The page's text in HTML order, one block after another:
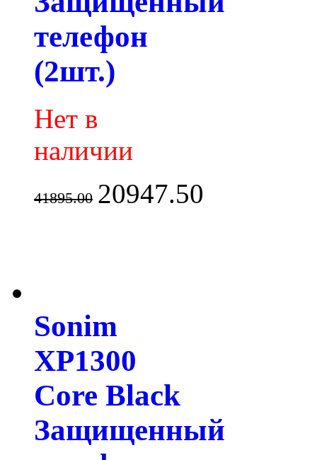
телефон
(2шт.)
Нет в
наличии
41895.00 20947.50
Sonim
XP1300
Core Black
Защищенный